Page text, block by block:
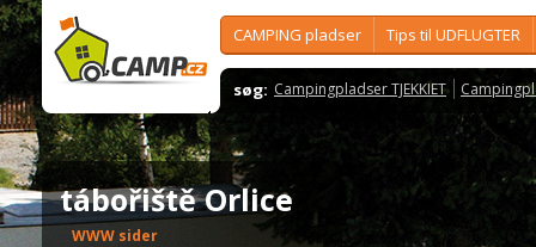
CAMPING pladser Tips til UDFLUGTER
søg: Campingpladser TJEKKIET
tábořiště Orlice
WWW sider